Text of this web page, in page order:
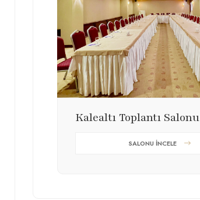
Kalealtı Toplantı Salonu
SALONU İNCELE